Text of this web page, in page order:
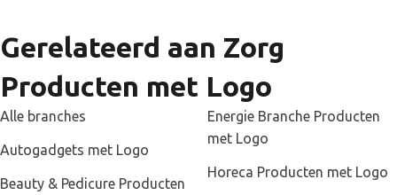
Gerelateerd aan Zorg
Producten met Logo
Alle branches
Autogadgets met Logo
Beauty & Pedicure Producten
Energie Branche Producten
met Logo
Horeca Producten met Logo